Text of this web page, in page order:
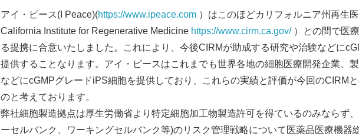
アイ・ピース(I Peace)(https://www.ipeace.com）はこのほどカリフォルニア州再生
California Institute for Regenerative Medicine https://www.cirm.ca.gov/）との間で医
る提携に合意いたしました。これにより、今後CIRMが助成する研究や治験などに
提供することなります。アイ・ピースはこれまでも世界各地の細胞医療開発企業、
などにcGMPグレードiPS細胞を提供しており、これらの実績と評価が今回のCIRM
のと考えております。
弊社細胞製造拠点は厚生労働省より特定細胞加工物製造許可を得ているのみならず
ーセルバンク、ワーキングセルバンク等)のリスク管理戦略について医薬品医療機器